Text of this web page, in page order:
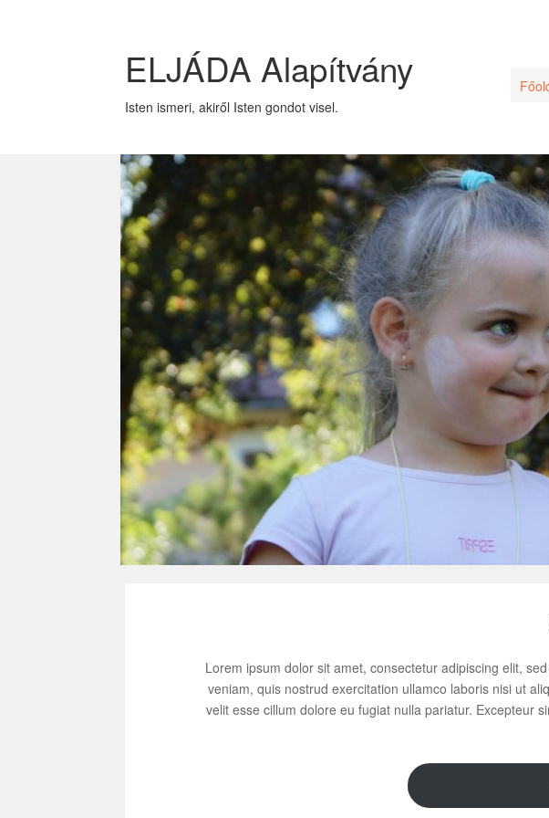
ELJÁDA Alapítvány
Isten ismeri, akiről Isten gondot visel.
Lorem ipsum dolor sit amet, consectetur adipiscing elit,
veniam, quis nostrud exercitation ullamco laboris nisi ut
velit esse cillum dolore eu fugiat nulla pariatur. Excepteur